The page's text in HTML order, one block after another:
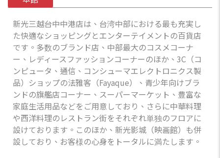
新光三越台中中港店は、台湾中部における最も充実し
た快適なショッピングとエンターテイメントの百貨店
です。多数のブランド店、中部最大のコスメコーナ
ー、レディースファッションコーナーのほか、3C（コ
ンピュータ、通信、コンシューマエレクトロニクス製
品）ショップの法雅客（Fayaque）、青少年向けブラ
ンドの旗艦店コーナー、スーパーマーケット、豊富な
家庭生活用品などをご用意しており、さらに中華料理
や西洋料理のレストラン街をそれぞれ単独のフロアに
設けております。このほか、新光影城（映画館）も併
設しており、お客様の心身をトータルに満たします。